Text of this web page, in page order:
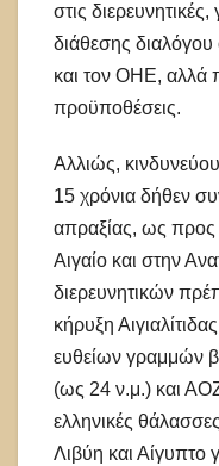
στις
διάθεσης
και τον ΟΗΕ, αλλά
προϋποθέσεις.
Αλλιώς,
15 χρόνια δήθεν
απραξίας, ως προς
Αιγαίο και στην
διερευνητικών
κήρυξη
ευθείων γραμμών
(ως 24 ν.μ.) και
ελληνικές
Λιβύη και Αίγυπτο